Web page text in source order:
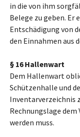
in die von ihm
Belege zu geben. Er
Entschädigung von
den Einnahmen aus
§ 16 Hallenwart
Dem Hallenwart
Schützenhalle und
Inventarverzeichnis
Rechnungslage
werden muss.